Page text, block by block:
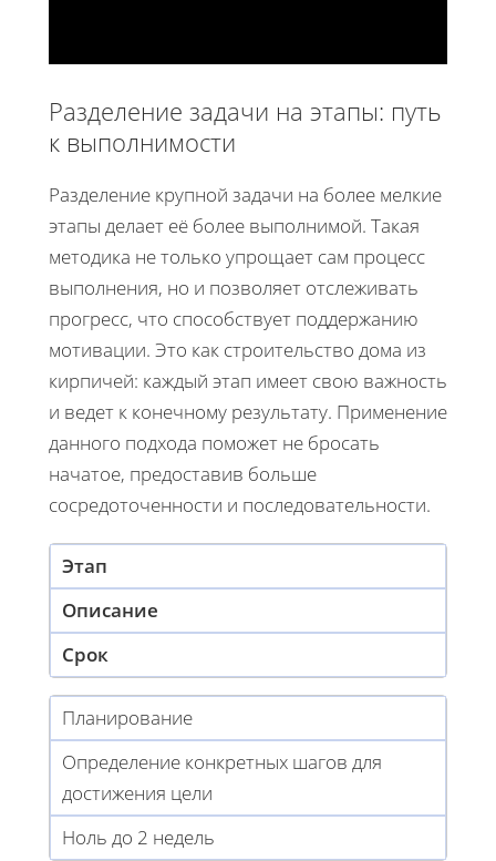
Разделение задачи на этапы: путь
к выполнимости
Разделение крупной задачи на более мелкие
этапы делает её более выполнимой. Такая
методика не только упрощает сам процесс
выполнения, но и позволяет отслеживать
прогресс, что способствует поддержанию
мотивации. Это как строительство дома из
кирпичей: каждый этап имеет свою важность
и ведет к конечному результату. Применение
данного подхода поможет не бросать
начатое, предоставив больше
сосредоточенности и последовательности.
Этап
Описание
Срок
Планирование
Определение конкретных шагов для
достижения цели
Ноль до 2 недель